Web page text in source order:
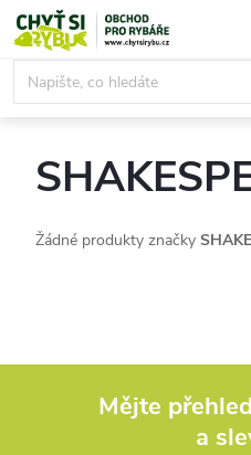
Přejít
na
obsah
Prodávané značky
Žádné produkty značky
Mějte
a